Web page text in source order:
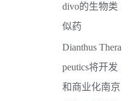
divo的生物类
似药
Dianthus Thera
peutics将开发
和商业化南京